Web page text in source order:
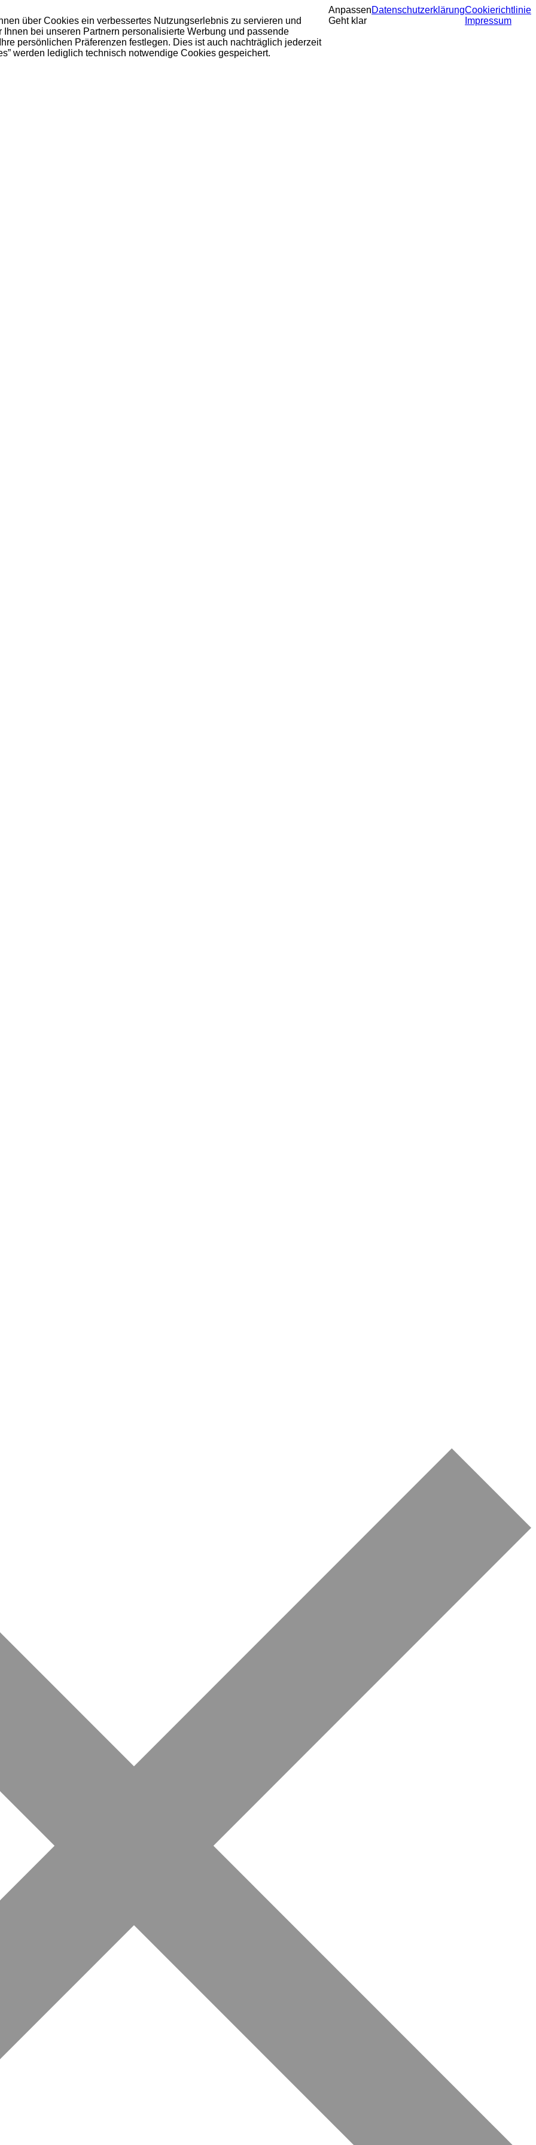
über Cookies ein verbessertes Nutzungserlebnis zu servieren und
bei unseren Partnern personalisierte Werbung und passende
persönlichen Präferenzen festlegen. Dies ist auch nachträglich jederzeit
werden lediglich technisch notwendige Cookies gespeichert.
Anpassen
Geht klar
DatenschutzerklärungCookierichtlinie
Impressum